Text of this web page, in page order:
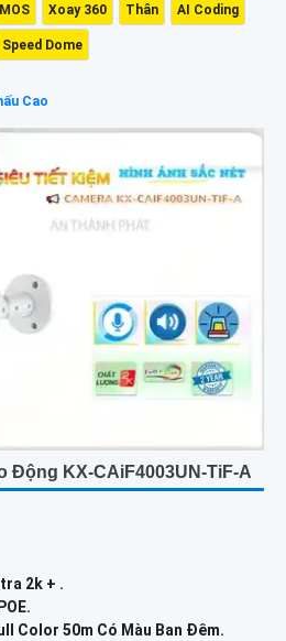
Xoay 360 Thân AI Coding
Speed Dome
Cao
Động KX-CAiF4003UN-TiF-A
2k + .
Color 50m Có Màu Ban Ðêm.